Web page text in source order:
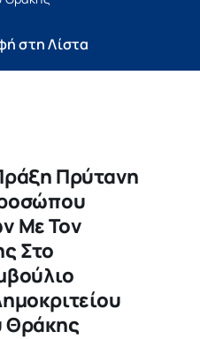
στη Λίστα
Πρύτανη
Με Τον
Στο
Θράκης